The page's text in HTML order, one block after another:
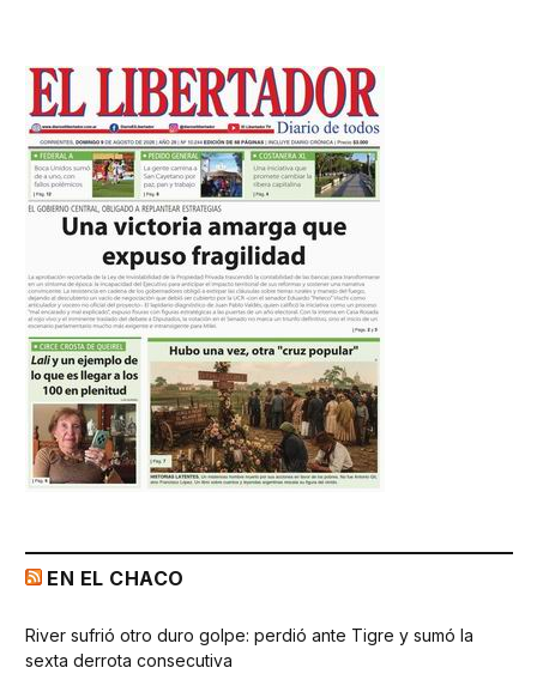
EN EL CHACO
River sufrió otro duro golpe: perdió ante Tigre y sumó la
sexta derrota consecutiva